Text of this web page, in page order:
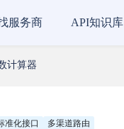
计算器
准化接口 多渠道路由
服务商 API知识库